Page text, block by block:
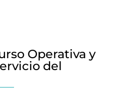
Operativa y
del